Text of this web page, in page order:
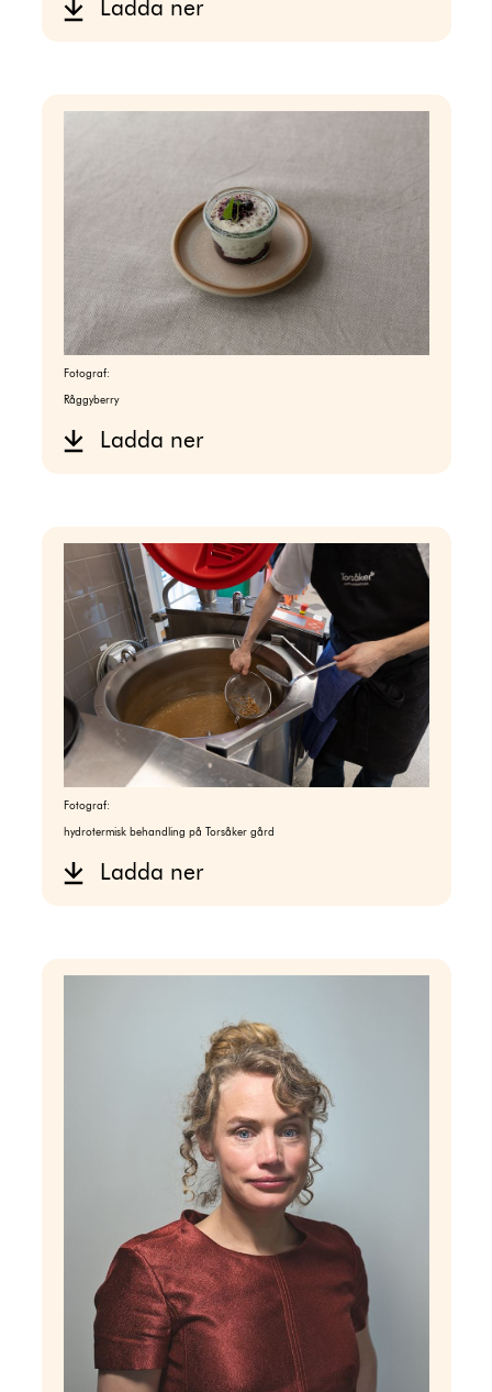
Ladda ner
Fotograf:
Råggyberry
Ladda ner
Fotograf:
hydrotermisk behandling på Torsåker gård
Ladda ner